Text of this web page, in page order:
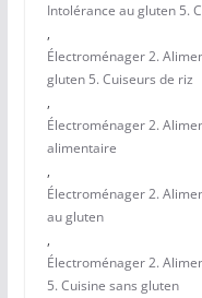
Intolérance au gluten 5.
,
Électroménager 2.
gluten 5. Cuiseurs de riz
,
Électroménager 2.
alimentaire
,
Électroménager 2.
au gluten
,
Électroménager 2.
5. Cuisine sans gluten